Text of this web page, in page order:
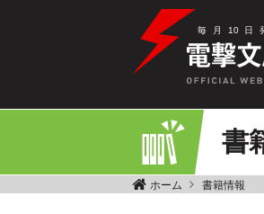
毎 月 10 日
書
ホーム 書籍情報